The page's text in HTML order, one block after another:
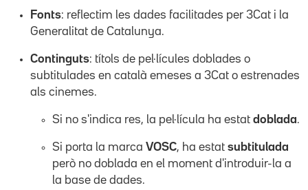
Fonts: reflectim les dades facilitades per 3Cat i la
Generalitat de Catalunya.
Continguts: títols de pel·lícules doblades o
subtitulades en català emeses a 3Cat o estrenades
als cinemes.
Si no s'indica res, la pel·lícula ha estat doblada.
Si porta la marca VOSC, ha estat subtitulada
però no doblada en el moment d'introduir-la a
la base de dades.